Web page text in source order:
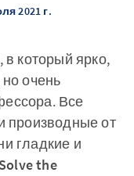
2021 г.
в который ярко,
очень
Все
производные от
гладкие и
the